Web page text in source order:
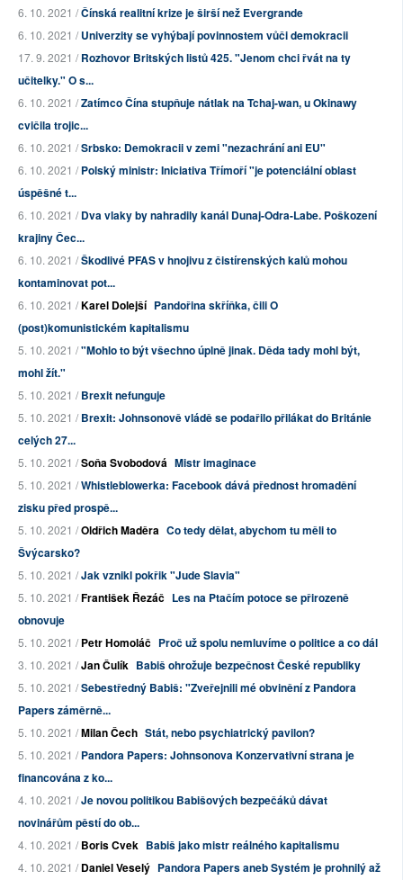
6. 10. 2021 /Čínská realitní krize je širší než Evergrande
6. 10. 2021 /Univerzity se vyhýbají povinnostem vůči demokracii
17. 9. 2021 /Rozhovor Britských listů 425. "Jenom chci řvát na ty
učitelky." O s...
6. 10. 2021 /Zatímco Čína stupňuje nátlak na Tchaj-wan, u Okinawy
cvičila trojic...
6. 10. 2021 /Srbsko: Demokracii v zemi "nezachrání ani EU"
6. 10. 2021 /Polský ministr: Iniciativa Třímoří "je potenciální oblast
úspěšné t...
6. 10. 2021 /Dva vlaky by nahradily kanál Dunaj-Odra-Labe. Poškození
krajiny Čec...
6. 10. 2021 /Škodlivé PFAS v hnojivu z čistírenských kalů mohou
kontaminovat pot...
6. 10. 2021 /Karel Dolejší Pandořina skříňka, čili O
(post)komunistickém kapitalismu
5. 10. 2021 /"Mohlo to být všechno úplně jinak. Děda tady mohl být,
mohl žít."
5. 10. 2021 /Brexit nefunguje
5. 10. 2021 /Brexit: Johnsonově vládě se podařilo přilákat do Británie
celých 27...
5. 10. 2021 /Soňa Svobodová Mistr imaginace
5. 10. 2021 /Whistleblowerka: Facebook dává přednost hromadění
zisku před prospě...
5. 10. 2021 /Oldřich Maděra Co tedy dělat, abychom tu měli to
Švýcarsko?
5. 10. 2021 /Jak vznikl pokřik "Jude Slavia"
5. 10. 2021 /František Řezáč Les na Ptačím potoce se přirozeně
obnovuje
5. 10. 2021 /Petr Homoláč Proč už spolu nemluvíme o politice a co dál
3. 10. 2021 /Jan Čulík Babiš ohrožuje bezpečnost České republiky
5. 10. 2021 /Sebestředný Babiš: "Zveřejnili mé obvinění z Pandora
Papers záměrně...
5. 10. 2021 /Milan Čech Stát, nebo psychiatrický pavilon?
5. 10. 2021 /Pandora Papers: Johnsonova Konzervativní strana je
financována z ko...
4. 10. 2021 /Je novou politikou Babišových bezpečáků dávat
novinářům pěstí do ob...
4. 10. 2021 /Boris Cvek Babiš jako mistr reálného kapitalismu
4. 10. 2021 /Daniel Veselý Pandora Papers aneb Systém je prohnilý až